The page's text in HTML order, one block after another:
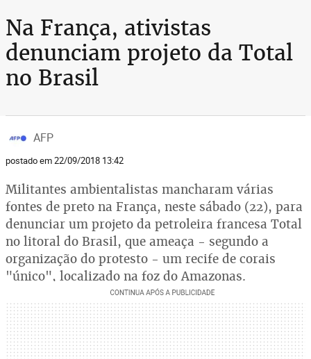
Na França, ativistas
denunciam projeto da Total
no Brasil
AFP
postado em 22/09/2018 13:42
Militantes ambientalistas mancharam várias
fontes de preto na França, neste sábado (22), para
denunciar um projeto da petroleira francesa Total
no litoral do Brasil, que ameaça - segundo a
organização do protesto - um recife de corais
"único", localizado na foz do Amazonas.